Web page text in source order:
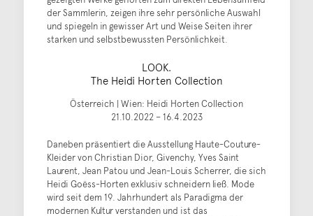
der Sammlerin, zeigen ihre sehr persönliche Auswahl
und spiegeln in gewisser Art und Weise Seiten ihrer
starken und selbstbewussten Persönlichkeit.
LOOK.
The Heidi Horten Collection
Österreich | Wien: Heidi Horten Collection
21.10.2022 – 16.4.2023
Daneben präsentiert die Ausstellung Haute-Couture-
Kleider von Christian Dior, Givenchy, Yves Saint
Laurent, Jean Patou und Jean-Louis Scherrer, die sich
Heidi Goëss-Horten exklusiv schneidern ließ. Mode
wird seit dem 19. Jahrhundert als Paradigma der
modernen Kultur verstanden und ist das